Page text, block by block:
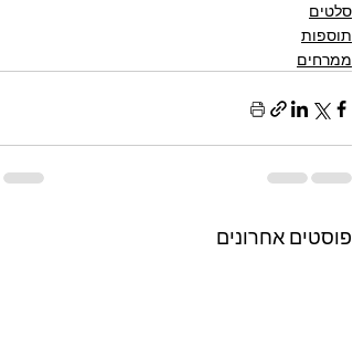
סלטים
תוספות
ממרחים
פוסטים אחרונים